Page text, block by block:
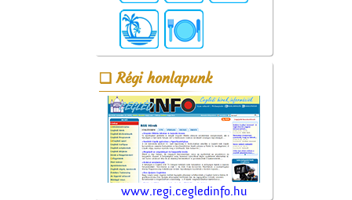
Régi honlapunk
www.regi.cegledinfo.hu